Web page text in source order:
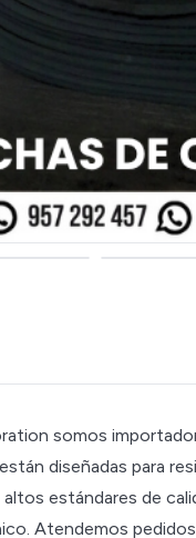
somos
diseñadas para
estándares de
Atendemos